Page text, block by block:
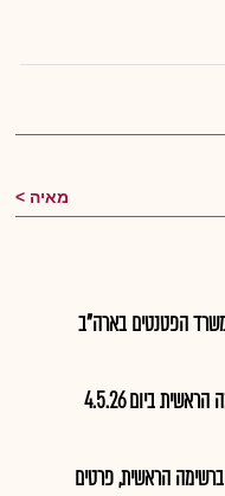
מאיה
הפטנטים בארה"ב
ביום 4.5.26
הראשית, פרטים